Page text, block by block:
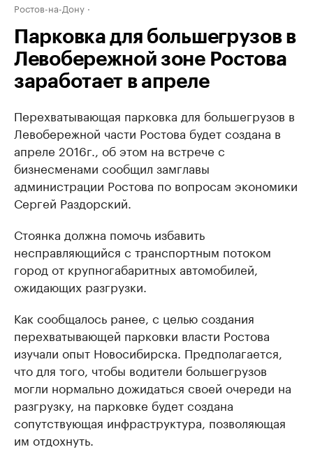
Ростов-на-Дону
Парковка для большегрузов в
Левобережной зоне Ростова
заработает в апреле
Перехватывающая парковка для большегрузов в
Левобережной части Ростова будет создана в
апреле 2016г., об этом на встрече с
бизнесменами сообщил замглавы
администрации Ростова по вопросам экономики
Сергей Раздорский.
Стоянка должна помочь избавить
несправляющийся с транспортным потоком
город от крупногабаритных автомобилей,
ожидающих разгрузки.
Как сообщалось ранее, с целью создания
перехватывающей парковки власти Ростова
изучали опыт Новосибирска. Предполагается,
что для того, чтобы водители большегрузов
могли нормально дожидаться своей очереди на
разгрузку, на парковке будет создана
сопутствующая инфраструктура, позволяющая
им отдохнуть.